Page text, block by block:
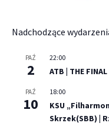
Nadchodzące
PAŹ
2
22:00
ATB | THE
PAŹ
10
18:00
KSU
Skrzek(SBB) |